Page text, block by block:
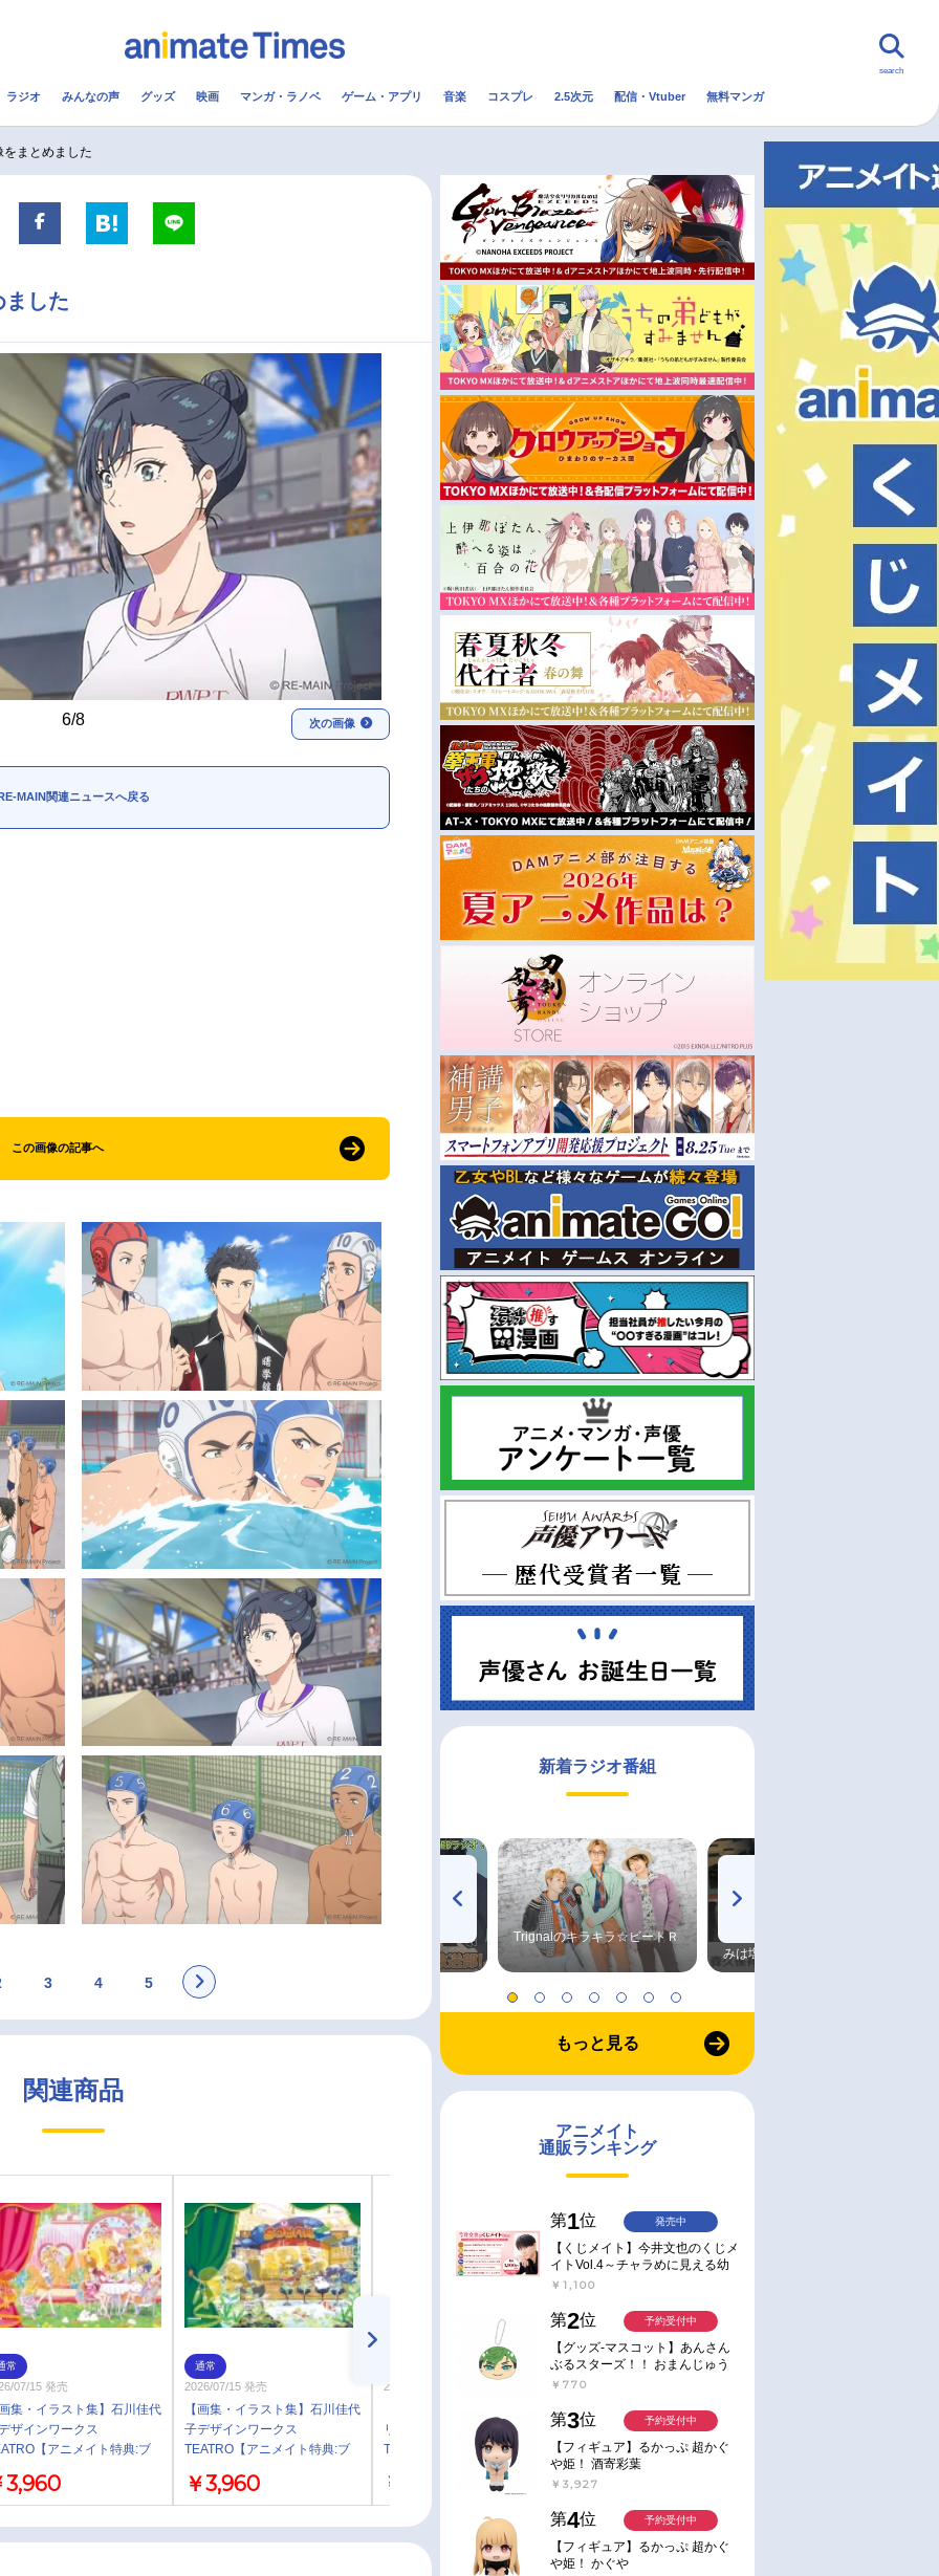
配信・Vtuber トレンド 無料マンガ
男性声優/女性声優一覧
今期アニメ曜日別一覧
夏アニメ
秋アニメ
冬アニメ
FOLLOW US
search
ラジオ みんなの声 グッズ 映画 マンガ・ラノベ ゲーム・アプリ 音楽 コスプレ 2.5次元 配信・Vtuber 無料マンガ
まとめました
ました
6/8 次の画像
MAIN関連ニュースへ戻る
この画像の記事へ
3 4 5
関連商品
常
07/15 発売
集・イラスト集】石川佳代
ザインワークス
【アニメイト特典:ブ
】
3,960
通常
2026/07/15 発売
【画集・イラスト集】石川佳代
子デザインワークス
TEATRO【アニメイト特典:ブ
き】
￥3,960
2021/12/24 発売
リー】TVアニメ『RE-MAIN』
TRUE WIRELESS STEREO
EARPHONES TVアニメ『RE-
MAIN』モデル
￥14,300
お取り寄せ
2021/10/06 発売
【サウンドトラック】TV RE-
MAIN オリジナルサウンドトラ
ック
￥3,300
新着ラジオ番組
Trignalのキラキラ☆ビートＲ
みは塩だけ
もっと見る
アニメイト
通販ランキング
第1位
【くじメイト】今井文也のくじメ
イトVol.4～チャラめに見える幼
馴染、実は一途で独占欲が強いん
￥1,100
発売中
第2位
【グッズ-マスコット】あんさん
ぶるスターズ！！ おまんじゅう
にぎにぎマスコット ねくすと2
￥770
予約受付中
第3位
【フィギュア】るかっぷ 超かぐ
や姫！ 酒寄彩葉
￥3,927
予約受付中
第4位
【フィギュア】るかっぷ 超かぐ
や姫！ かぐや
予約受付中